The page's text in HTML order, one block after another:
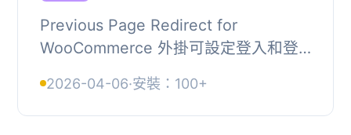
Previous Page Redirect for
WooCommerce 外掛可設定登入和登
後自動返回先前的頁面、商店頁面、購
物車、結帳頁面等，提升...
2026-04-06·安裝：100+